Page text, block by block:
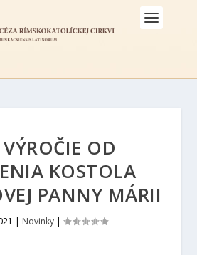
OD
KOSTOLA
PANNY MÁRII
| Novinky|